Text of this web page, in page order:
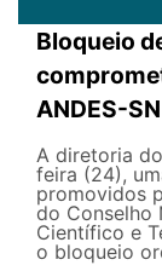
Bloqueio
ANDES-SN
A diretoria
feira (24),
promovidos
do Conselho
Científico e
o bloqueio